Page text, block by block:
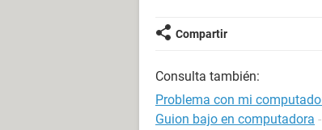
Compartir
Consulta también:
Problema con mi
Guion bajo en computadora